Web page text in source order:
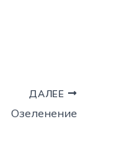
ДАЛЕЕ
Озеленение